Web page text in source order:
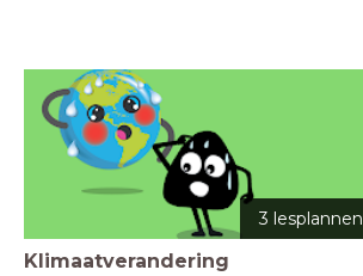
3 lesplannen
Klimaatverandering